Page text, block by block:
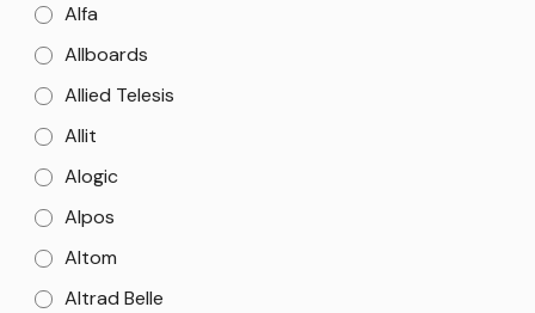
Alfa
Allboards
Allied Telesis
Allit
Alogic
Alpos
Altom
Altrad Belle